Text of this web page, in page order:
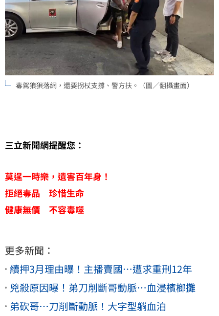
毒駕狼狽落網，還要拐杖支撐、警方扶。（圖／翻攝畫面）
三立新聞網提醒您：
莫逞一時樂，遺害百年身！
拒絕毒品 珍惜生命
健康無價 不容毒噬
更多新聞：
續押3月理由曝！主播賣國…遭求重刑12年
兇殺原因曝！弟刀削斷哥動脈…血浸檳榔攤
弟砍哥…刀削斷動脈！大字型躺血泊